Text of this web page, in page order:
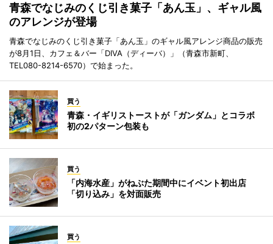
青森でなじみのくじ引き菓子「あん玉」、ギャル風
のアレンジが登場
青森でなじみのくじ引き菓子「あん玉」のギャル風アレンジ商品の販売
が8月1日、カフェ＆バー「DIVA（ディーバ）」（青森市新町、
TEL080-8214-6570）で始まった。
買う
青森・イギリストーストが「ガンダム」とコラボ
初の2パターン包装も
買う
「内海水産」がねぶた期間中にイベント初出店
「切り込み」を対面販売
買う